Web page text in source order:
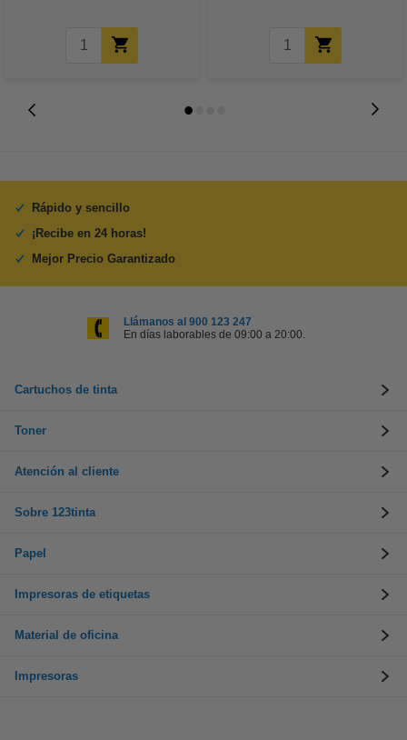
Rápido y sencillo
¡Recibe en 24 horas!
Mejor Precio Garantizado
Llámanos al 900 123 247
En días laborables de 09:00 a 20:00.
Cartuchos de tinta
Toner
Atención al cliente
Sobre 123tinta
Papel
Impresoras de etiquetas
Material de oficina
Impresoras